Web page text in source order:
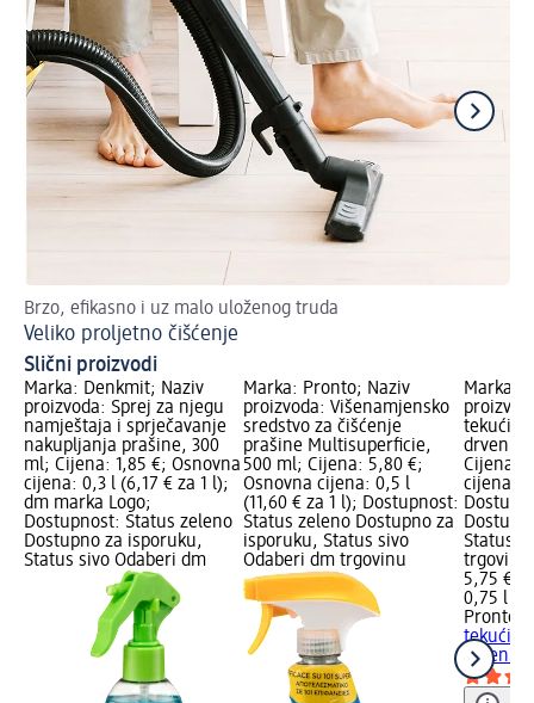
Brzo, efikasno i uz malo uloženog truda
Veliko proljetno čišćenje
Slični proizvodi
Marka: Denkmit; Naziv
proizvoda: Sprej za njegu
namještaja i sprječavanje
nakupljanja prašine, 300
ml; Cijena: 1,85 €; Osnovna
cijena: 0,3 l (6,17 € za 1 l);
dm marka Logo;
Dostupnost: Status zeleno
Dostupno za isporuku,
Status sivo Odaberi dm
Marka: Pronto; Naziv
proizvoda: Višenamjensko
sredstvo za čišćenje
prašine Multisuperficie,
500 ml; Cijena: 5,80 €;
Osnovna cijena: 0,5 l
(11,60 € za 1 l); Dostupnost:
Status zeleno Dostupno za
isporuku, Status sivo
Odaberi dm trgovinu
Marka:
drvenih
Cijena:
cijena:
Status
trgovinu
5,75 €
0,75 l
Pronto
drvenih